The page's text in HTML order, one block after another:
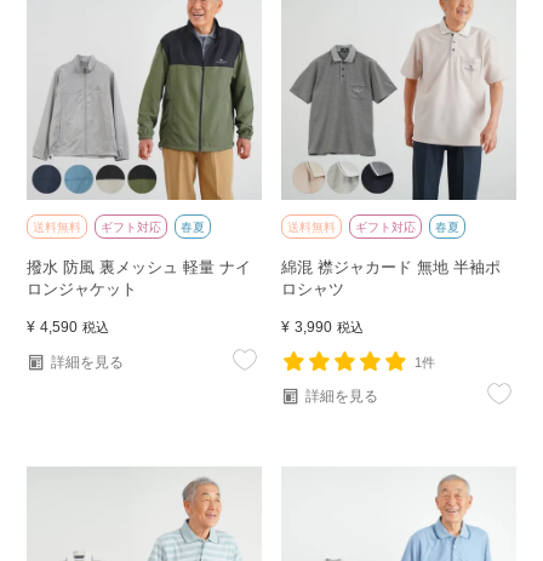
送料無料 ギフト対応 春夏
撥水 防風 裏メッシュ 軽量 ナイ
ロンジャケット
¥ 4,590 税込
詳細を見る
送料無料 ギフト対応 春夏
綿混 襟ジャカード 無地 半袖ポ
ロシャツ
¥ 3,990 税込
1件
詳細を見る